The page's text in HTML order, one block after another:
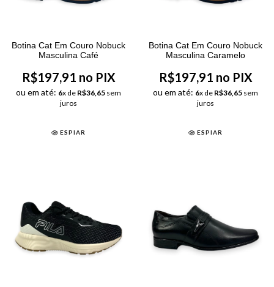
Botina Cat Em Couro Nobuck
Masculina Café
R$197,91 no PIX
ou em até: 6x de R$36,65 sem
juros
ESPIAR
Botina Cat Em Couro Nobuck
Masculina Caramelo
R$197,91 no PIX
ou em até: 6x de R$36,65 sem
juros
ESPIAR